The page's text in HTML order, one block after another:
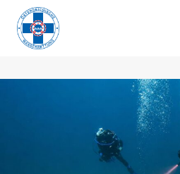
Zum
Inhalt
springen